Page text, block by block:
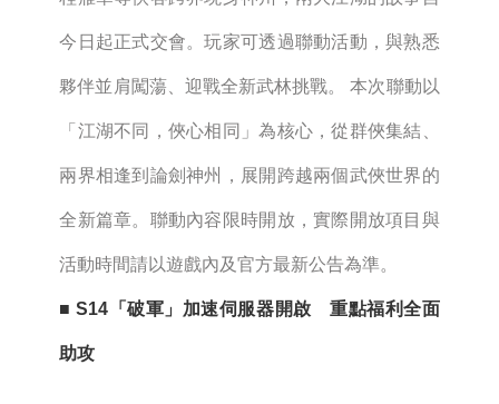
今日起正式交會。玩家可透過聯動活動，與熟悉
夥伴並肩闖蕩、迎戰全新武林挑戰。 本次聯動以
「江湖不同，俠心相同」為核心，從群俠集結、
兩界相逢到論劍神州，展開跨越兩個武俠世界的
全新篇章。聯動內容限時開放，實際開放項目與
活動時間請以遊戲內及官方最新公告為準。
■ S14「破軍」加速伺服器開啟 重點福利全面
助攻